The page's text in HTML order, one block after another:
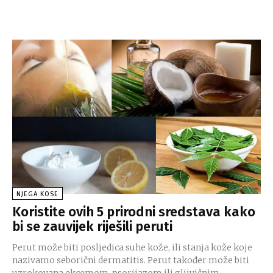
NJEGA KOSE
Koristite ovih 5 prirodni sredstava kako
bi se zauvijek riješili peruti
Perut može biti posljedica suhe kože, ili stanja kože koje
nazivamo seborični dermatitis. Perut također može biti